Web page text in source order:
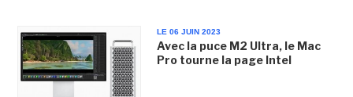
LE 06 JUIN 2023
Avec la puce M2 Ultra, le Mac
Pro tourne la page Intel